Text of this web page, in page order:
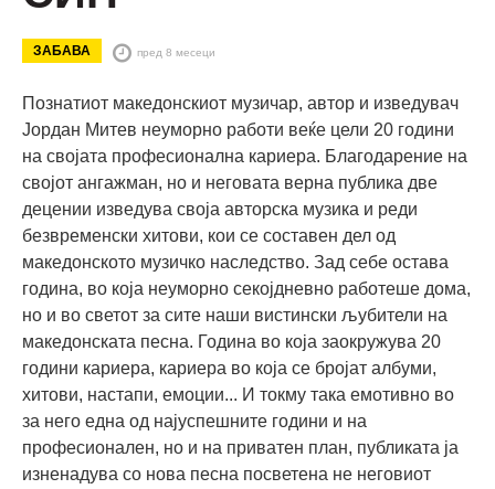
ЗАБАВА пред 8 месеци
Познатиот македонскиот музичар, автор и изведувач
Јордан Митев неуморно работи веќе цели 20 години
на својата професионална кариера. Благодарение на
својот ангажман, но и неговата верна публика две
децении изведува своја авторска музика и реди
безвременски хитови, кои се составен дел од
македонското музичко наследство. Зад себе остава
година, во која неуморно секојдневно работеше дома,
но и во светот за сите наши вистински љубители на
македонската песна. Година во која заокружува 20
години кариера, кариера во која се бројат албуми,
хитови, настапи, емоции... И токму така емотивно во
за него една од најуспешните години и на
професионален, но и на приватен план, публиката ја
изненадува со нова песна посветена не неговиот